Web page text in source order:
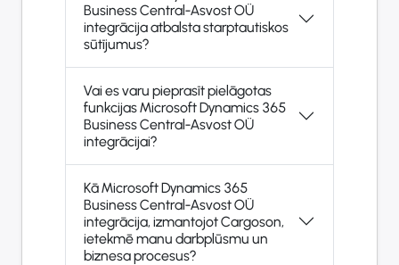
Business Central-Asvost OÜ
integrācija atbalsta starptautiskos
sūtījumus?
Vai es varu pieprasīt pielāgotas
funkcijas Microsoft Dynamics 365
Business Central-Asvost OÜ
integrācijai?
Kā Microsoft Dynamics 365
Business Central-Asvost OÜ
integrācija, izmantojot Cargoson,
ietekmē manu darbplūsmu un
biznesa procesus?